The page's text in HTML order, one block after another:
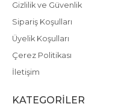
Gizlilik ve Güvenlik
Sipariş Koşulları
Üyelik Koşulları
Çerez Politikası
İletişim
KATEGORILER